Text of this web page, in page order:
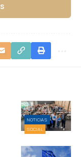
NOTICIAS
SOCIAL